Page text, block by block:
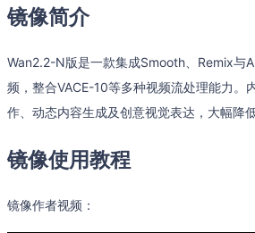
镜像简介
Wan2.2-N版是一款集成Smooth、Remix与
频，整合VACE-10等多种视频流处理能力
作、动态内容生成及创意视觉表达，大幅降
镜像使用教程
镜像作者视频：